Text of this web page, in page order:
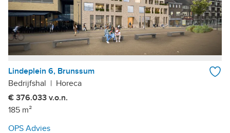
Lindeplein 6, Brunssum
Bedrijfshal | Horeca
€ 376.033 v.o.n.
185 m²
OPS Advies